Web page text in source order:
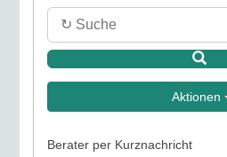
Aktionen
Berater per Kurznachricht